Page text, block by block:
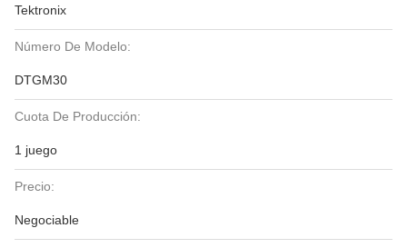
Tektronix
Número De Modelo:
DTGM30
Cuota De Producción:
1 juego
Precio:
Negociable